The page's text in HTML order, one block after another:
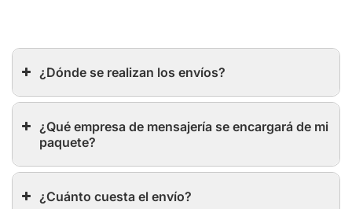
¿Dónde se realizan los envíos?
¿Qué empresa de mensajería se encargará de mi
paquete?
¿Cuánto cuesta el envío?